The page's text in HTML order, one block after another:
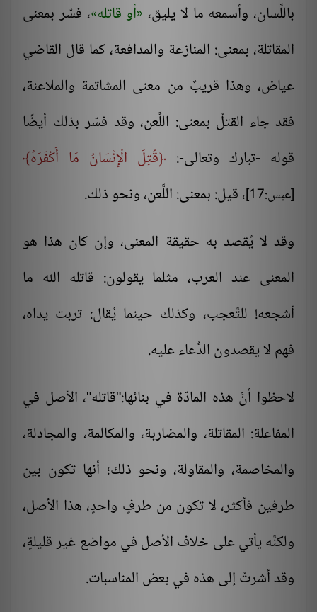
باللِّسان، وأسمعه ما لا يليق، أو قاتله ، فسّر بمعنى
المقاتلة، بمعنى: المنازعة والمدافعة، كما قال القاضي
عياض، وهذا قريبٌ من معنى المشاتمة والملاعنة،
فقد جاء القتلُ بمعنى: اللَّعن، وقد فسّر بذلك أيضًا
قوله -تبارك وتعالى-:
قُتِلَ الْإِنْسَانُ مَا أَكْفَرَهُ
[عبس:17]
، قيل: بمعنى: اللَّعن، ونحو ذلك.
وقد لا يُقصد به حقيقة المعنى، وإن كان هذا هو
المعنى عند العرب، مثلما يقولون: قاتله الله ما
أشجعه! للتَّعجب، وكذلك حينما يُقال: تربت يداه،
فهم لا يقصدون الدُّعاء عليه.
لاحظوا أنَّ هذه المادّة في بنائها:"قاتله"، الأصل في
المفاعلة: المقاتلة، والمضاربة، والمكالمة، والمجادلة،
والمخاصمة، والمقاولة، ونحو ذلك؛ أنها تكون بين
طرفين فأكثر، لا تكون من طرفٍ واحدٍ، هذا الأصل،
ولكنَّه يأتي على خلاف الأصل في مواضع غير قليلةٍ،
وقد أشرتُ إلى هذه في بعض المناسبات.